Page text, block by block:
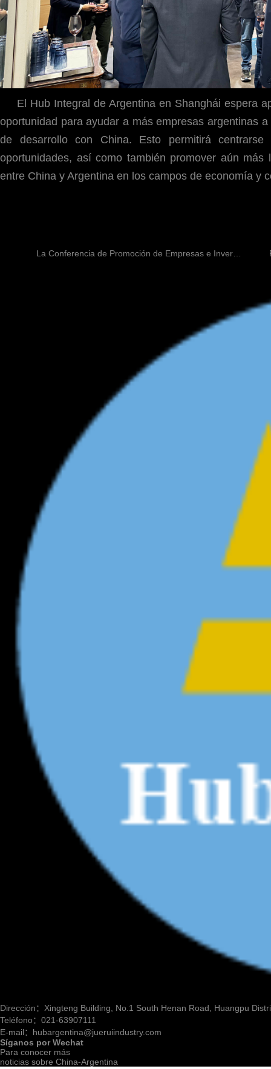
El Hub Integral de Argentina en Shanghái espera
oportunidad para ayudar a más empresas argentinas
de desarrollo con China. Esto permitirá
oportunidades, así como también promover aún
entre China y Argentina en los campos de economía y
La Conferencia de Promoción de Empresas e Inversiones de la
Dirección：Xingteng Building, No.1 South Henan Road, Huangpu
Teléfono：021-63907111
E-mail：hubargentina@jueruiindustry.com
Síganos por Wechat
Para conocer más
noticias sobre China-Argentina